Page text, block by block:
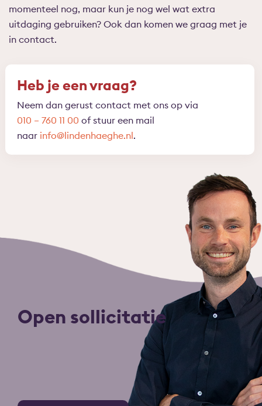
momenteel nog, maar kun je nog wel wat extra
uitdaging gebruiken? Ook dan komen we graag met je
in contact.
Heb je een vraag?
Neem dan gerust contact met ons op via
010 – 760 11 00 of stuur een mail
naar info@lindenhaeghe.nl.
Open sollicitatie